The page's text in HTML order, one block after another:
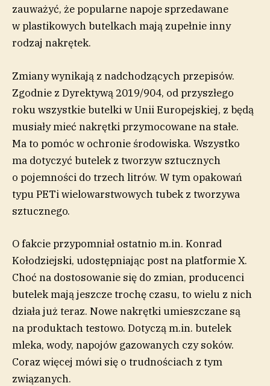
zauważyć, że popularne napoje sprzedawane
w plastikowych butelkach mają zupełnie inny
rodzaj nakrętek.
Zmiany wynikają z nadchodzących przepisów.
Zgodnie z Dyrektywą 2019/904, od przyszłego
roku wszystkie butelki w Unii Europejskiej, z będą
musiały mieć nakrętki przymocowane na stałe.
Ma to pomóc w ochronie środowiska. Wszystko
ma dotyczyć butelek z tworzyw sztucznych
o pojemności do trzech litrów. W tym opakowań
typu PETi wielowarstwowych tubek z tworzywa
sztucznego.
O fakcie przypomniał ostatnio m.in. Konrad
Kołodziejski, udostępniając post na platformie X.
Choć na dostosowanie się do zmian, producenci
butelek mają jeszcze trochę czasu, to wielu z nich
działa już teraz. Nowe nakrętki umieszczane są
na produktach testowo. Dotyczą m.in. butelek
mleka, wody, napojów gazowanych czy soków.
Coraz więcej mówi się o trudnościach z tym
związanych.